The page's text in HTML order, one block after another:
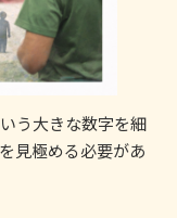
う大きな数字を細
見極める必要があ